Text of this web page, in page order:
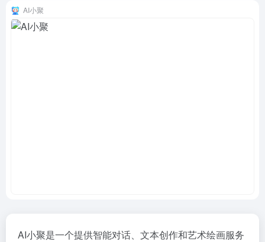
AI小聚
AI小聚是一个提供智能对话、文本创作和艺术绘画服务